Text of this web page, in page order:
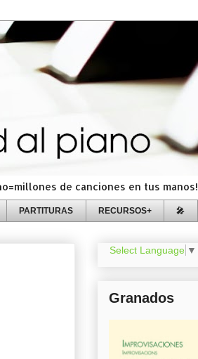
de canciones en tus manos!
PARTITURAS RECURSOS+ 🎤
Select Language ▼
Granados